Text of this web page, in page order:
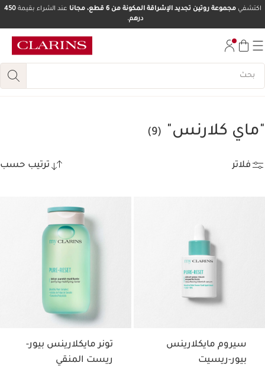
انتقل إلى أسفل الصفحة
اكتشفيمجموعة روتين تجديد الإشراقة المكونة من 6 قطع، مجانا عند الشراء بقيمة450
درهم.
"ماي كلارنس" (9)
فلاتر ترتيب حسب
سيروم مايكلارينس
بيور-ريسيت
تونر مايكلارينس بيور-
ريست المنقي